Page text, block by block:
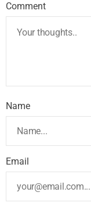
Comment
Name
Email